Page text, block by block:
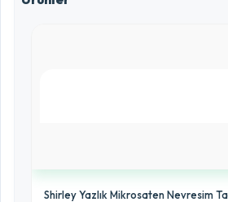
Shirley Yazlık Mikrosaten Nevresim